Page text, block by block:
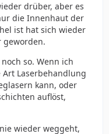
drüber, aber es
die Innenhaut der
ist hat sich wieder
so. Wenn ich
Art Laserbehandlung
kann, oder
auflöst,
wieder weggeht,